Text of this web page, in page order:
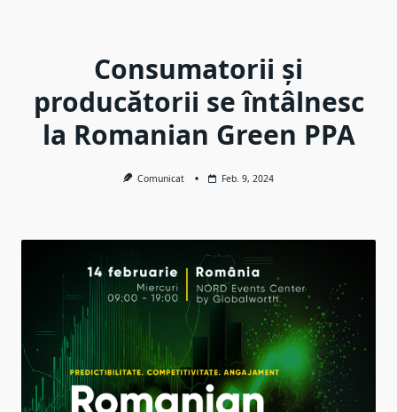
Consumatorii și
producătorii se întâlnesc
la Romanian Green PPA
Comunicat Feb. 9, 2024